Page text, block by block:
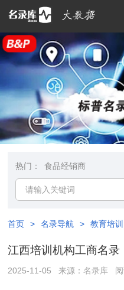
热门： 食品经销商
首页 > 名录导航 > 教育培训
江西培训机构工商名录
2025-11-05 来源：名录库